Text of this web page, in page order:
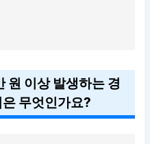
원 이상 발생하는 경
무엇인가요?